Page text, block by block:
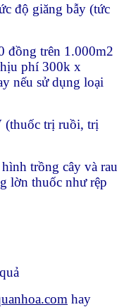
độ giăng bẫy (tức
đồng trên 1.000m2
phí 300k x
nếu sử dụng loại
(thuốc trị ruồi, trị
trồng cây và rau
lờn thuốc như rệp
hay